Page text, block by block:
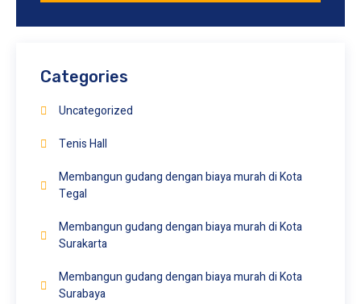
Categories
Uncategorized
Tenis Hall
Membangun gudang dengan biaya murah di Kota
Tegal
Membangun gudang dengan biaya murah di Kota
Surakarta
Membangun gudang dengan biaya murah di Kota
Surabaya